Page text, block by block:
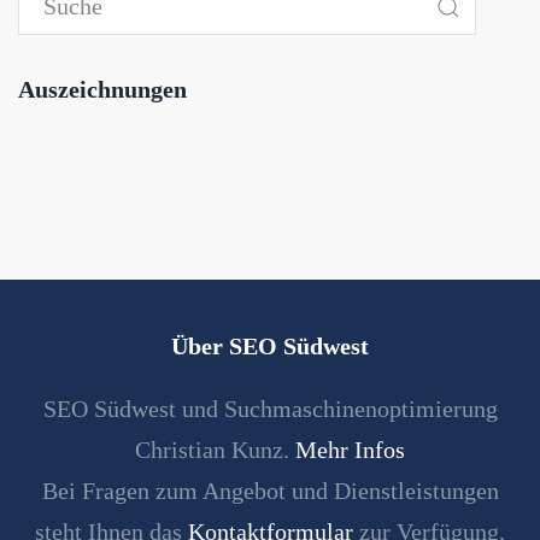
Auszeichnungen
Über SEO Südwest
SEO Südwest und Suchmaschinenoptimierung
Christian Kunz. Mehr Infos
Bei Fragen zum Angebot und Dienstleistungen
steht Ihnen das Kontaktformular zur Verfügung.